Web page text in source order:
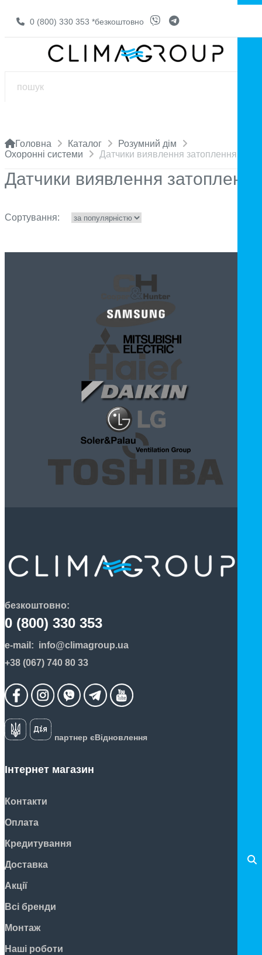
0 (800) 330 353 *безкоштовно
Головна Каталог
Розумний дім
Охоронні системи
Датчики виявлення затоплення
Датчики виявлення затоплення
Сортування:
безкоштовно:
0 (800) 330 353
e-mail: info@climagroup.ua
+38 (067) 740 80 33
партнер єВідновлення
Інтернет магазин
Контакти
Оплата
Кредитування
Доставка
Акції
Всі бренди
Монтаж
Наші роботи